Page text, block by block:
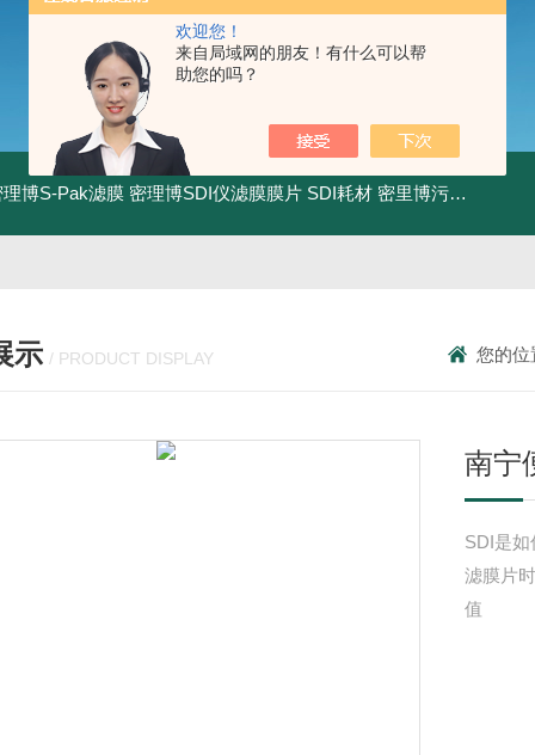
欢迎您！
来自局域网的朋友！有什么可以帮
助您的吗？
博S-Pak滤膜 密理博SDI仪滤膜膜片 SDI耗材 密里博污染指数测定仪
示 / PRODUCT DISPLAY 您的位
南宁
SDI是
滤膜片
值